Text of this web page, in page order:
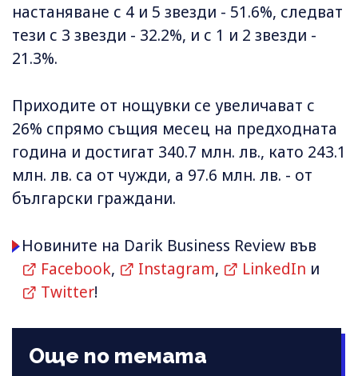
настаняване с 4 и 5 звезди - 51.6%, следват
тези с 3 звезди - 32.2%, и с 1 и 2 звезди -
21.3%.
Приходите от нощувки се увеличават с
26% спрямо същия месец на предходната
година и достигат 340.7 млн. лв., като 243.1
млн. лв. са от чужди, а 97.6 млн. лв. - от
български граждани.
Новините на Darik Business Review във
Facebook, Instagram, LinkedIn и
Twitter!
Още по темата